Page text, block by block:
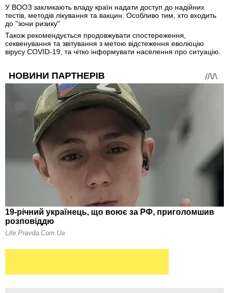
У ВООЗ закликають владу країн надати доступ до надійних
тестів, методів лікування та вакцин. Особливо тим, хто входить
до "зони ризику"
Також рекомендується продовжувати спостереження,
секвенування та звітування з метою відстеження еволюцію
вірусу COVID-19, та чітко інформувати населення про ситуацію.